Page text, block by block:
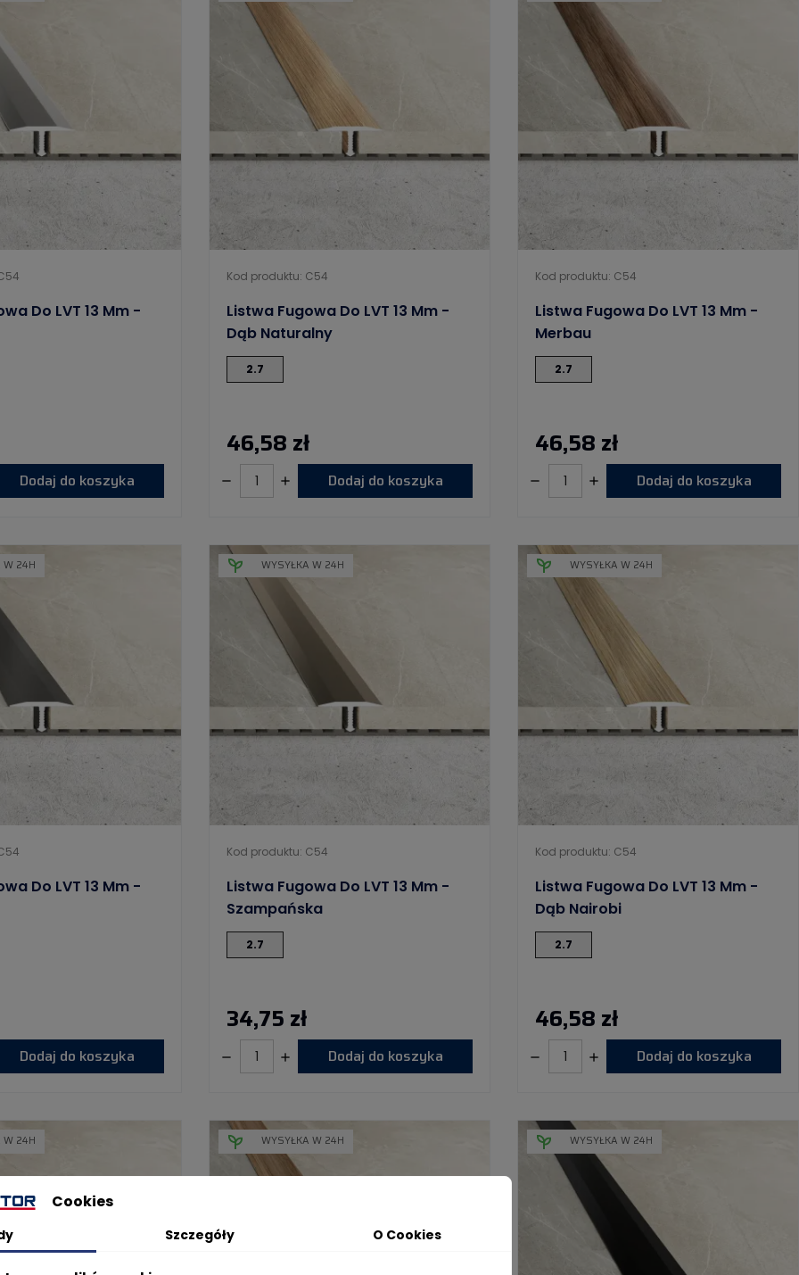
Do LVT 13 Mm -
Dodaj do koszyka
Kod produktu: C54
Listwa Fugowa Do LVT 13 Mm -
Dąb Naturalny
2.7
46,58 zł
Dodaj do koszyka
Kod produktu: C54
Listwa Fugowa Do LVT 13 Mm -
Merbau
2.7
46,58 zł
Dodaj do koszyka
Do LVT 13 Mm -
Dodaj do koszyka
W 24H
Kod produktu: C54
Listwa Fugowa Do LVT 13 Mm -
Szampańska
2.7
34,75 zł
Dodaj do koszyka
WYSYŁKA W 24H
Kod produktu: C54
Listwa Fugowa Do LVT 13 Mm -
Dąb Nairobi
2.7
46,58 zł
Dodaj do koszyka
WYSYŁKA W 24H
W 24H WYSYŁKA W 24H WYSYŁKA W 24H
Cookies
Szczegóły O Cookies